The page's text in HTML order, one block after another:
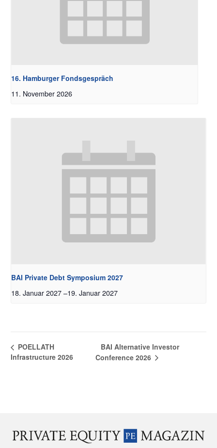
16. Hamburger Fondsgespräch
11. November 2026
BAI Private Debt Symposium 2027
18. Januar 2027 –19. Januar 2027
POELLATH
Infrastructure 2026
BAI Alternative Investor
Conference 2026